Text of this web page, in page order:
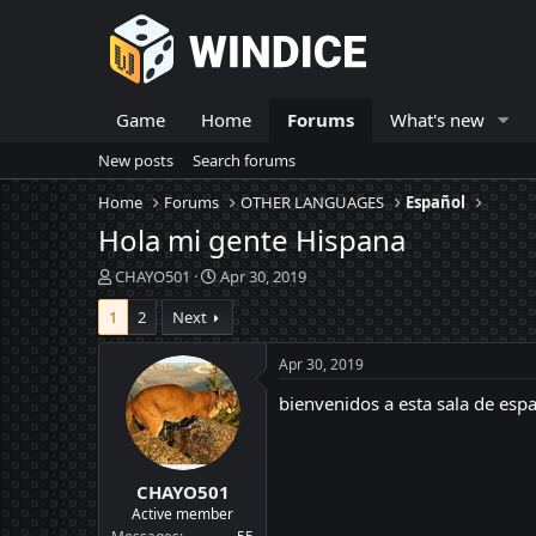
Game Home Forums What's new
New posts
Search forums
Home
Forums OTHER LANGUAGES Español
Hola mi gente Hispana
T
h
r
e
CHAYO501
S
t
r
d
a
t
e
Apr 30, 2019
1
2 Next
CHAYO501
Active member
Apr 30, 2019
bienvenidos a esta sala de